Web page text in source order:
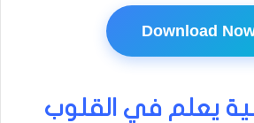
Download
يعلم في القلوب